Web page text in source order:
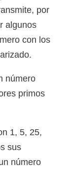
por
algunos
con los
número
primos
1, 5, 25,
sus
número